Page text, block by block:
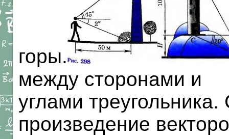
горы.
между сторонами и
углами
произведение